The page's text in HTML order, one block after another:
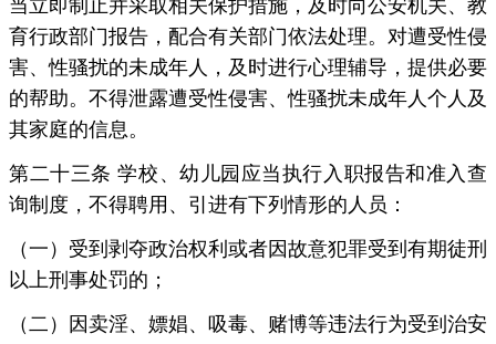
育行政部门报告，配合有关部门依法处理。对遭受性侵
害、性骚扰的未成年人，及时进行心理辅导，提供必要
的帮助。不得泄露遭受性侵害、性骚扰未成年人个人及
其家庭的信息。
第二十三条 学校、幼儿园应当执行入职报告和准入查
询制度，不得聘用、引进有下列情形的人员：
（一）受到剥夺政治权利或者因故意犯罪受到有期徒刑
以上刑事处罚的；
（二）因卖淫、嫖娼、吸毒、赌博等违法行为受到治安